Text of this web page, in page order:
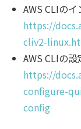
AWS CLIの
https://
cliv2-
AWS CLIの設
https://
configure-
config